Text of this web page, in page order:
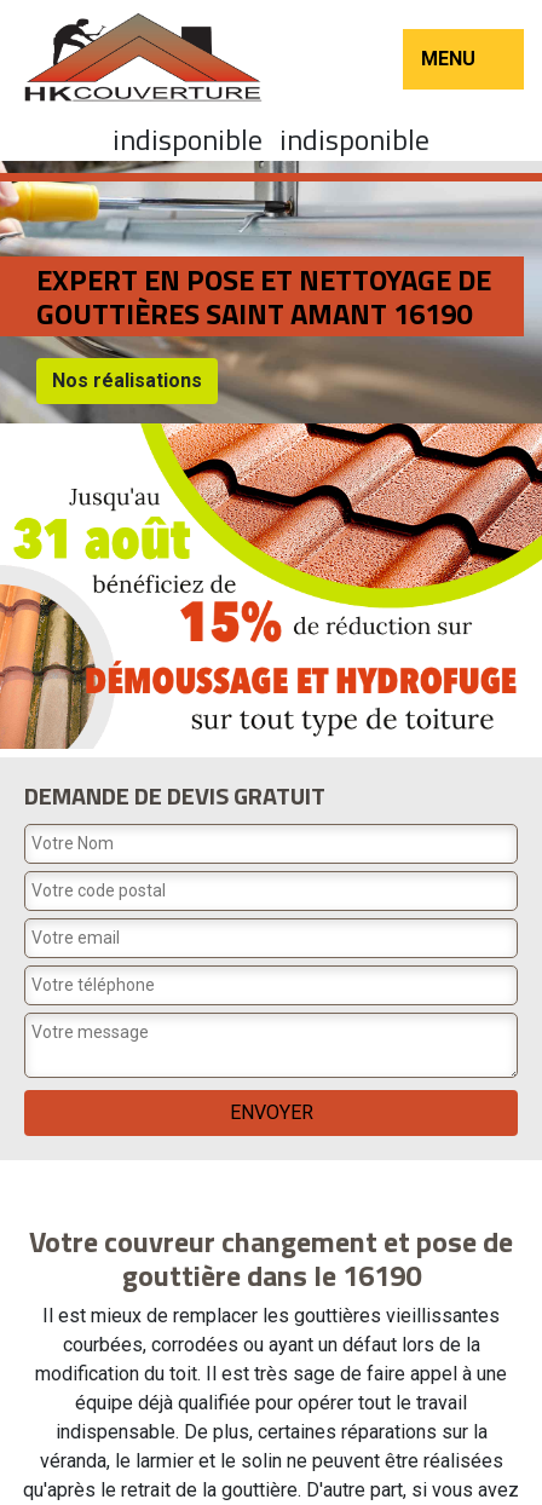
MENU
indisponible indisponible
EXPERT EN POSE ET NETTOYAGE DE
GOUTTIÈRES SAINT AMANT 16190
Nos réalisations
DEMANDE DE DEVIS GRATUIT
Votre couvreur changement et pose de
gouttière dans le 16190
Il est mieux de remplacer les gouttières vieillissantes
courbées, corrodées ou ayant un défaut lors de la
modification du toit. Il est très sage de faire appel à une
équipe déjà qualifiée pour opérer tout le travail
indispensable. De plus, certaines réparations sur la
véranda, le larmier et le solin ne peuvent être réalisées
qu'après le retrait de la gouttière. D'autre part, si vous avez